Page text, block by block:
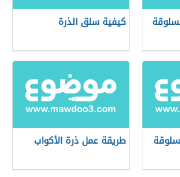
كيفية سلق الذرة
طريقة عمل ذرة الأكواب